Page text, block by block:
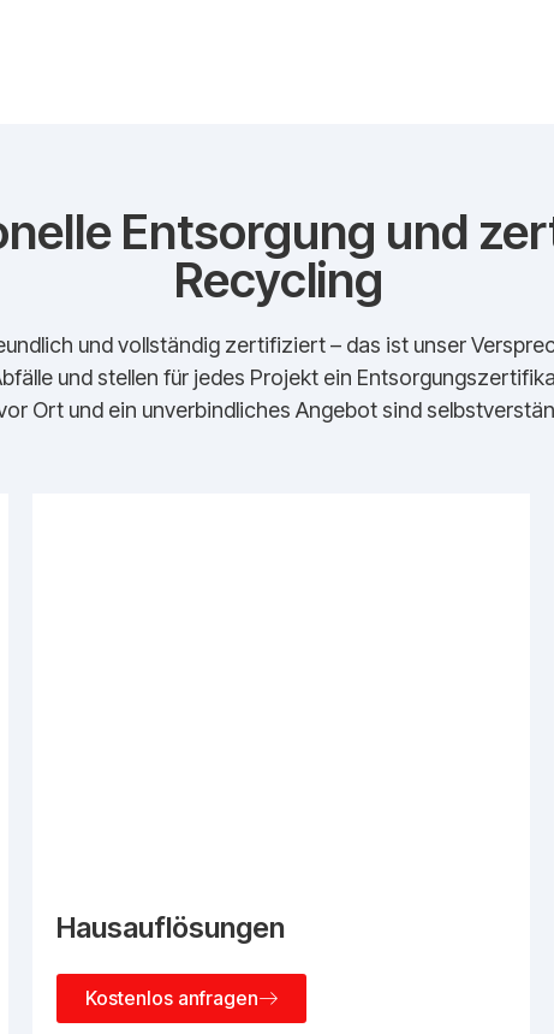
Entsorgung und
Recycling
und vollständig zertifiziert – das ist unser
und stellen für jedes Projekt ein
Ort und ein unverbindliches Angebot sind
Hausauflösungen
Kostenlos anfragen